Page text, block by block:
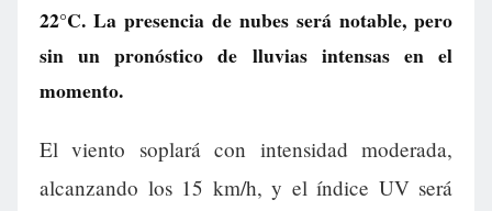
22°C. La presencia de nubes será notable, pero
sin un pronóstico de lluvias intensas en el
momento.
El viento soplará con intensidad moderada,
alcanzando los 15 km/h, y el índice UV será